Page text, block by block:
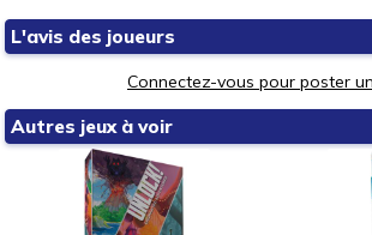
L'avis des joueurs
Connectez-vous pour poster
Autres jeux à voir